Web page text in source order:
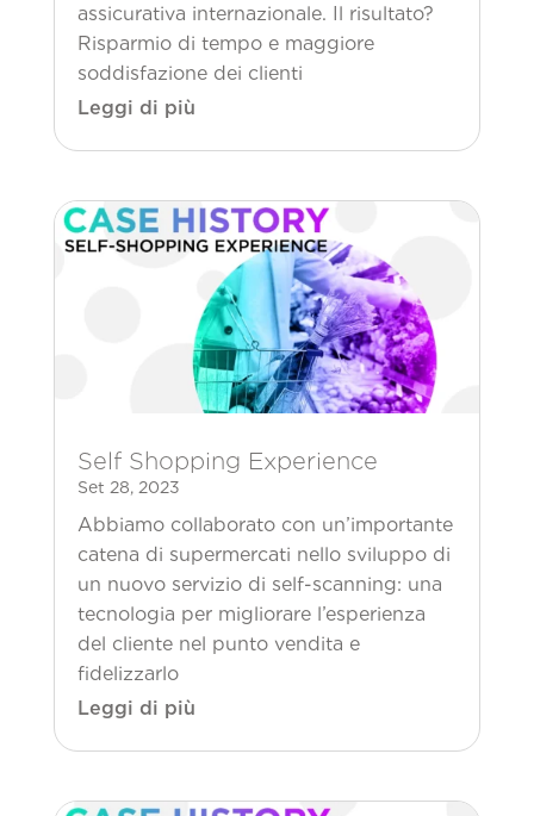
assicurativa internazionale. Il risultato?
Risparmio di tempo e maggiore
soddisfazione dei clienti
Leggi di più
Self Shopping Experience
Set 28, 2023
Abbiamo collaborato con un’importante
catena di supermercati nello sviluppo di
un nuovo servizio di self-scanning: una
tecnologia per migliorare l’esperienza
del cliente nel punto vendita e
fidelizzarlo
Leggi di più